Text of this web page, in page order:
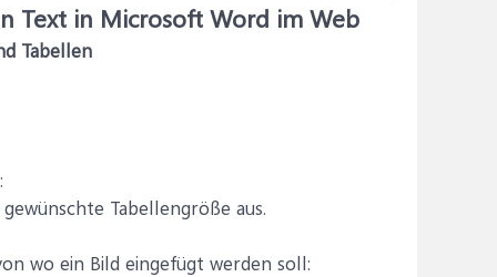
Text in Microsoft Word im Web
Tabellen
Tabellengröße aus.
wo ein Bild eingefügt werden soll: